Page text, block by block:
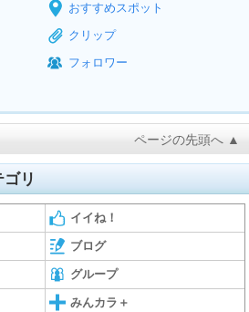
おすすめスポット
クリップ
フォロワー
ページの先頭へ ▲
リ
イイね！
ブログ
グループ
みんカラ＋